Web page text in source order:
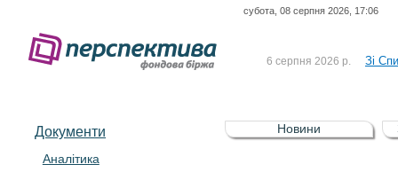
субота, 08 серпня 2026, 17:06
6 серпня 2026 р. Зі
5 серпня 2026 р.
Зі
UA4000232607)
Документи
Аналітика
Новини